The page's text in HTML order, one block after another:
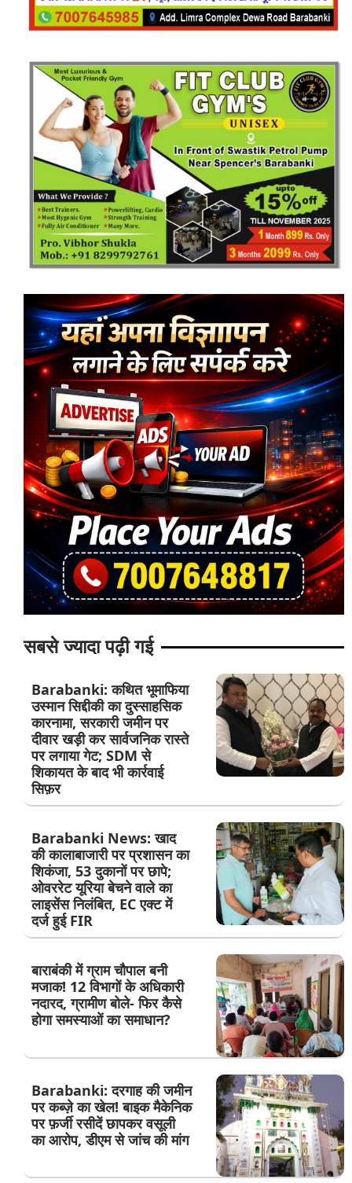
सबसे ज्यादा पढ़ी गई
Barabanki: कथित भूमाफिया
उस्मान सिद्दीकी का दुस्साहसिक
कारनामा, सरकारी जमीन पर
दीवार खड़ी कर सार्वजनिक रास्ते
पर लगाया गेट; SDM से
शिकायत के बाद भी कार्रवाई
सिफ़र
Barabanki News: खाद
की कालाबाजारी पर प्रशासन का
शिकंजा, 53 दुकानों पर छापे;
ओवररेट यूरिया बेचने वाले का
लाइसेंस निलंबित, EC एक्ट में
दर्ज हुई FIR
बाराबंकी में ग्राम चौपाल बनी
मजाक! 12 विभागों के अधिकारी
नदारद, ग्रामीण बोले- फिर कैसे
होगा समस्याओं का समाधान?
Barabanki: दरगाह की जमीन
पर कब्ज़े का खेल! बाइक मैकेनिक
पर फ़र्जी रसीदें छापकर वसूली
का आरोप, डीएम से जांच की मांग